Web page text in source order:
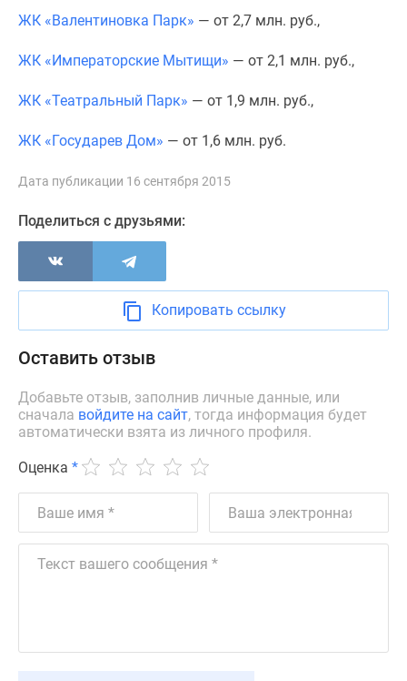
комнатные
комнатные
Ипотечный
калькулятор
Семейная
ипотека
ипотека
Банки
программы
Медиа
Новости
недвижимости
эксперта
Аналитика
рынка
Покупателю
ЖК «Валентиновка Парк» — от 2,7 млн. руб.,
ЖК «Императорские Мытищи» — от 2,1 млн. руб.,
ЖК «Театральный Парк» — от 1,9 млн. руб.,
ЖК «Государев Дом» — от 1,6 млн. руб.
Дата публикации 16 сентября 2015
Поделиться с друзьями:
Копировать ссылку
Оставить отзыв
Добавьте отзыв, заполнив личные данные, или
сначала войдите на сайт, тогда информация будет
автоматически взята из личного профиля.
Оценка *